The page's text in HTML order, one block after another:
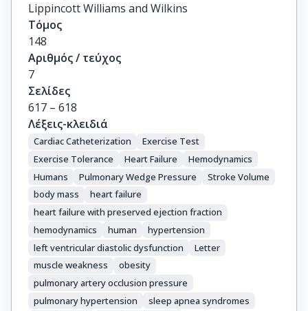
Lippincott Williams and Wilkins
Τόμος
148
Αριθμός / τεύχος
7
Σελίδες
617 – 618
Λέξεις-κλειδιά
Cardiac Catheterization
Exercise Test
Exercise Tolerance
Heart Failure
Hemodynamics
Humans
Pulmonary Wedge Pressure
Stroke Volume
body mass
heart failure
heart failure with preserved ejection fraction
hemodynamics
human
hypertension
left ventricular diastolic dysfunction
Letter
muscle weakness
obesity
pulmonary artery occlusion pressure
pulmonary hypertension
sleep apnea syndromes